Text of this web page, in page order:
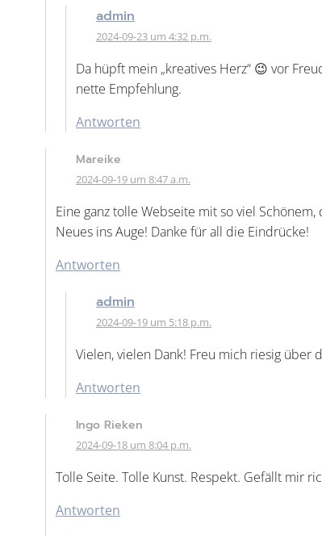
admin
2024-09-23 um 4:32 p.m.
Da hüpft mein „kreatives Herz“ 😉 vor
nette Empfehlung.
Antworten
Mareike
2024-09-19 um 8:47 a.m.
Eine ganz tolle Webseite mit so viel
Neues ins Auge! Danke für all die Eindrücke!
Antworten
admin
2024-09-19 um 5:18 p.m.
Vielen, vielen Dank! Freu mich riesig über
Antworten
Ingo Rieken
2024-09-18 um 8:04 p.m.
Tolle Seite. Tolle Kunst.
Antworten